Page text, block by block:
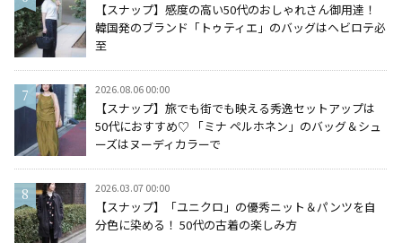
【スナップ】感度の高い50代のおしゃれさん御用達！
韓国発のブランド「トゥティエ」のバッグはヘビロテ必
至
2026.08.06 00:00
【スナップ】旅でも街でも映える秀逸セットアップは
50代におすすめ♡ 「ミナ ペルホネン」のバッグ＆シュ
ーズはヌーディカラーで
2026.03.07 00:00
【スナップ】「ユニクロ」の優秀ニット＆パンツを自
分色に染める！ 50代の古着の楽しみ方